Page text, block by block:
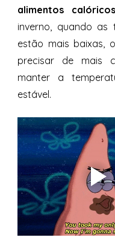
alimentos calóricos
inverno, quando as
estão mais baixas,
precisar de mais
manter a
estável.